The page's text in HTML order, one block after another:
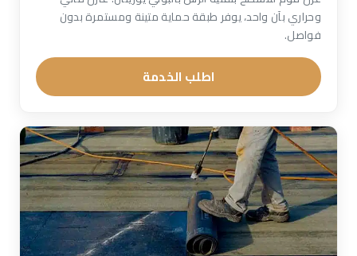
وحراري بآن واحد، يوفر طبقة حماية متينة ومستمرة بدون
فواصل.
اطلب الخدمة